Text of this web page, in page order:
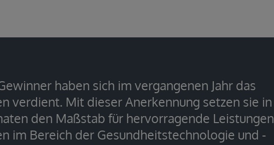
haben sich im vergangenen Jahr das
verdient. Mit dieser Anerkennung setzen sie in
den Maßstab für hervorragende Leistungen
im Bereich der Gesundheitstechnologie und -